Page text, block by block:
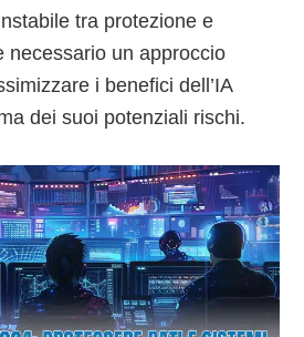
tra protezione e
necessario un approccio
i benefici dell’IA
dei suoi potenziali rischi.